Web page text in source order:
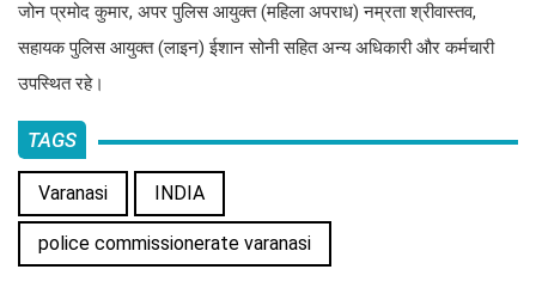
जोन प्रमोद कुमार, अपर पुलिस आयुक्त (महिला अपराध) नम्रता श्रीवास्तव,
सहायक पुलिस आयुक्त (लाइन) ईशान सोनी सहित अन्य अधिकारी और कर्मचारी
उपस्थित रहे।
TAGS
Varanasi INDIA
police commissionerate varanasi